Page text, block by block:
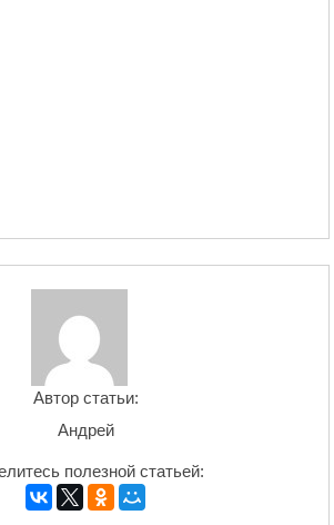
Автор статьи:
Андрей
полезной статьей: